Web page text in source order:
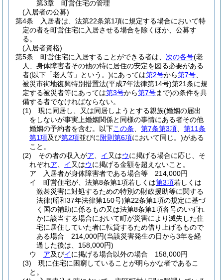
第3章
町営住宅の管理
(入居者の公募)
第4条
入居者は、法第22条第1項に規定する場合において特
定の者を町営住宅に入居させる場合を除くほか、公募す
る。
(入居者資格)
第5条
町営住宅に入居することができる者は、 次の各号(老
人、身体障害者その他の特に居住の安定を図る必要がある
者(以下「老人等」という。)にあっては第2号から第7号
被災市街地復興特別措置法(平成7年法律第14号)第21条に規
定する被災者等にあっては第3号から第7号まで)の条件を具
備する者でなければならない。
(1)
現に同居し、又は同居しようとする親族(婚姻の届出
をしないが事実上婚姻関係と同様の事情にある者その他
婚姻の予約者を含む。以下この条 第7条第3項
第11条
第1項及び第2項並びに 附則第6項において同じ。)がある
こと。
(2)
その者の収入がア イ 又はウに掲げる場合に応じ、そ
れぞれア イ 又はウに掲げる金額を超えないこと。
ア
入居者が身体障害者である場合等 214,000円
イ
町営住宅が、法第8条第1項若しくは第3項若しくは
激甚災害に対処するための特別の財政援助等に関する
法律(昭和37年法律第150号)第22条第1項の規定に基づ
く国の補助に係るもの又は法第8条第1項各号のいずれ
かに該当する場合において町が災害により滅失した住
宅に居住していた者に転貸するため借り上げるもので
ある場合 214,000円(当該災害発生の日から3年を経
過した後は、158,000円)
ウ
ア及びイに掲げる場合以外の場合 158,000円
(3)
現に住宅に困窮していることが明らかな者であるこ
と。